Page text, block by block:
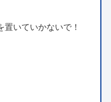
いていかないで！